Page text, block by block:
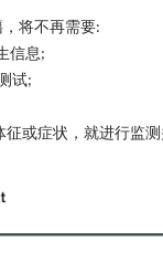
将不再需要:
信息;
试;
征或症状，就进行监测